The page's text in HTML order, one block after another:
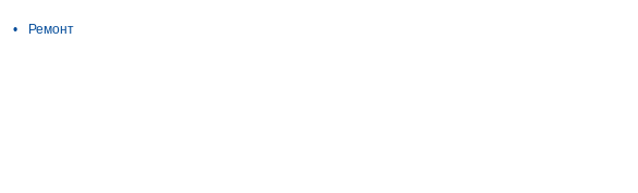
•
Ремонт